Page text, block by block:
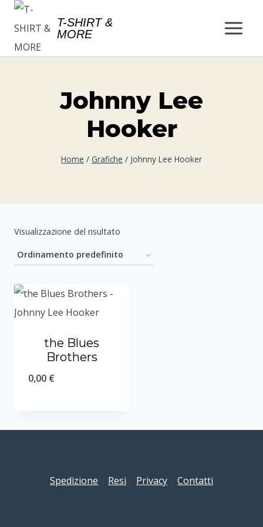
Salta
contenuto
T-SHIRT &
MORE
Johnny Lee
Hooker
Home / Grafiche / Johnny Lee Hooker
Visualizzazione del risultato
the Blues
Brothers
0,00 €
Spedizione Resi Privacy Contatti